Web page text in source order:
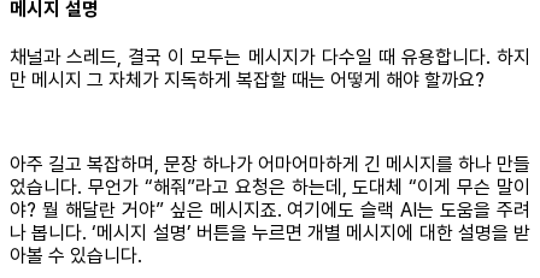
메시지 설명
채널과 스레드, 결국 이 모두는 메시지가 다수일 때 유용합니다. 하지
만 메시지 그 자체가 지독하게 복잡할 때는 어떻게 해야 할까요?
아주 길고 복잡하며, 문장 하나가 어마어마하게 긴 메시지를 하나 만들
었습니다. 무언가 “해줘”라고 요청은 하는데, 도대체 “이게 무슨 말이
야? 뭘 해달란 거야” 싶은 메시지죠. 여기에도 슬랙 AI는 도움을 주려
나 봅니다. ‘메시지 설명’ 버튼을 누르면 개별 메시지에 대한 설명을 받
아볼 수 있습니다.